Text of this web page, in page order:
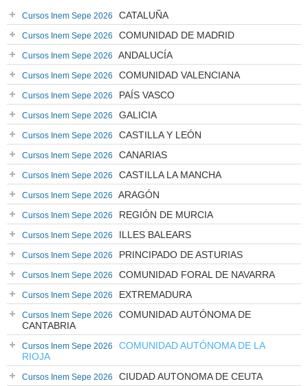
Cursos Inem Sepe 2026 CATALUÑA
Cursos Inem Sepe 2026 COMUNIDAD DE MADRID
Cursos Inem Sepe 2026 ANDALUCÍA
Cursos Inem Sepe 2026 COMUNIDAD VALENCIANA
Cursos Inem Sepe 2026 PAÍS VASCO
Cursos Inem Sepe 2026 GALICIA
Cursos Inem Sepe 2026 CASTILLA Y LEÓN
Cursos Inem Sepe 2026 CANARIAS
Cursos Inem Sepe 2026 CASTILLA LA MANCHA
Cursos Inem Sepe 2026 ARAGÓN
Cursos Inem Sepe 2026 REGIÓN DE MURCIA
Cursos Inem Sepe 2026 ILLES BALEARS
Cursos Inem Sepe 2026 PRINCIPADO DE ASTURIAS
Cursos Inem Sepe 2026 COMUNIDAD FORAL DE NAVARRA
Cursos Inem Sepe 2026 EXTREMADURA
Cursos Inem Sepe 2026
COMUNIDAD AUTÓNOMA DE
CANTABRIA
Cursos Inem Sepe 2026
COMUNIDAD AUTÓNOMA DE LA
RIOJA
Cursos Inem Sepe 2026 CIUDAD AUTONOMA DE CEUTA